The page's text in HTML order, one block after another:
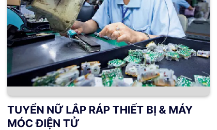
TUYỂN NỮ LẮP RÁP THIẾT BỊ & MÁY
MÓC ĐIỆN TỬ